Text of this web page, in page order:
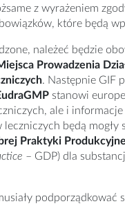
z wyrażeniem
które będą
należeć będzie
Prowadzenia
. Następnie GIF
stanowi
ale i
będą mogły
Praktyki
– GDP) dla
podporządkować